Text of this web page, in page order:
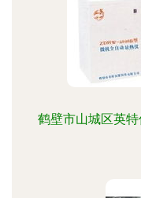
鹤壁市山城区英